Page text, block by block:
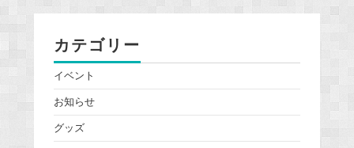
カテゴリー
イベント
お知らせ
グッズ